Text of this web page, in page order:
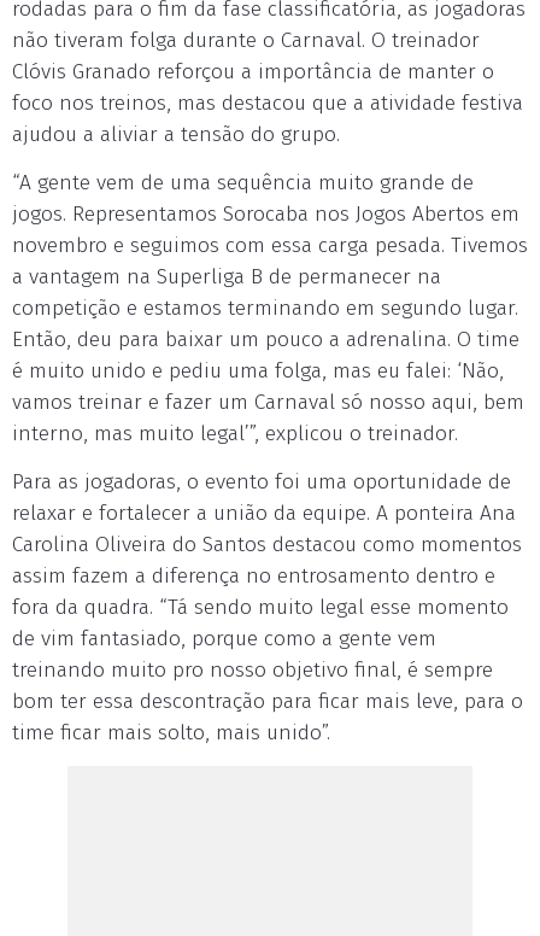
rodadas para o fim da fase classificatória, as jogadoras
não tiveram folga durante o Carnaval. O treinador
Clóvis Granado reforçou a importância de manter o
foco nos treinos, mas destacou que a atividade festiva
ajudou a aliviar a tensão do grupo.
“A gente vem de uma sequência muito grande de
jogos. Representamos Sorocaba nos Jogos Abertos em
novembro e seguimos com essa carga pesada. Tivemos
a vantagem na Superliga B de permanecer na
competição e estamos terminando em segundo lugar.
Então, deu para baixar um pouco a adrenalina. O time
é muito unido e pediu uma folga, mas eu falei: ‘Não,
vamos treinar e fazer um Carnaval só nosso aqui, bem
interno, mas muito legal’”, explicou o treinador.
Para as jogadoras, o evento foi uma oportunidade de
relaxar e fortalecer a união da equipe. A ponteira Ana
Carolina Oliveira do Santos destacou como momentos
assim fazem a diferença no entrosamento dentro e
fora da quadra. “Tá sendo muito legal esse momento
de vim fantasiado, porque como a gente vem
treinando muito pro nosso objetivo final, é sempre
bom ter essa descontração para ficar mais leve, para o
time ficar mais solto, mais unido”.